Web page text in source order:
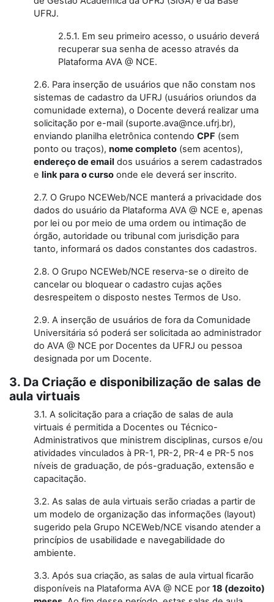
UFRJ.
2.5.1. Em seu primeiro acesso, o usuário deverá
recuperar sua senha de acesso através da
Plataforma AVA @ NCE.
2.6. Para inserção de usuários que não constam nos
sistemas de cadastro da UFRJ (usuários oriundos da
comunidade externa), o Docente deverá realizar uma
solicitação por e-mail (suporte.ava@nce.ufrj.br),
enviando planilha eletrônica contendo CPF (sem
ponto ou traços), nome completo (sem acentos),
endereço de email dos usuários a serem cadastrados
e link para o curso onde ele deverá ser inscrito.
2.7. O Grupo NCEWeb/NCE manterá a privacidade dos
dados do usuário da Plataforma AVA @ NCE e, apenas
por lei ou por meio de uma ordem ou intimação de
órgão, autoridade ou tribunal com jurisdição para
tanto, informará os dados constantes dos cadastros.
2.8. O Grupo NCEWeb/NCE reserva-se o direito de
cancelar ou bloquear o cadastro cujas ações
desrespeitem o disposto nestes Termos de Uso.
2.9. A inserção de usuários de fora da Comunidade
Universitária só poderá ser solicitada ao administrador
do AVA @ NCE por Docentes da UFRJ ou pessoa
designada por um Docente.
3. Da Criação e disponibilização de salas de
aula virtuais
3.1. A solicitação para a criação de salas de aula
virtuais é permitida a Docentes ou Técnico-
Administrativos que ministrem disciplinas, cursos e/ou
atividades vinculados à PR-1, PR-2, PR-4 e PR-5 nos
níveis de graduação, de pós-graduação, extensão e
capacitação.
3.2. As salas de aula virtuais serão criadas a partir de
um modelo de organização das informações (layout)
sugerido pela Grupo NCEWeb/NCE visando atender a
princípios de usabilidade e navegabilidade do
ambiente.
3.3. Após sua criação, as salas de aula virtual ficarão
disponíveis na Plataforma AVA @ NCE por18 (dezoito)